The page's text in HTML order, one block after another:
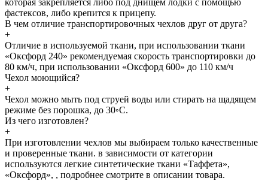
которая закрепляется либо под днищем лодки с помощью
фастексов, либо крепится к прицепу.
В чем отличие транспортировочных чехлов друг от друга?
+
Отличие в используемой ткани, при использовании ткани
«Оксфорд 240» рекомендуемая скорость транспортировки до
80 км/ч, при использовании «Оксфорд 600» до 110 км/ч
Чехол моющийся?
+
Чехол можно мыть под струей воды или стирать на щадящем
режиме без порошка, до 30◦С.
Из чего изготовлен?
+
При изготовлении чехлов мы выбираем только качественные
и проверенные ткани. в зависимости от категории
используются легкие синтетические ткани «Таффета»,
«Оксфорд», , подробнее смотрите в описании товара.